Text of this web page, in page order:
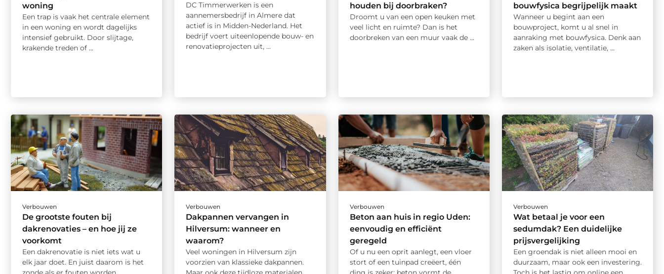
woning
Een trap is vaak het centrale element
in een woning en wordt dagelijks
intensief gebruikt. Door slijtage,
krakende treden of ...
DC Timmerwerken is een
aannemersbedrijf in Almere dat
actief is in Midden-Nederland. Het
bedrijf voert uiteenlopende bouw- en
renovatieprojecten uit, ...
houden bij doorbraken?
Droomt u van een open keuken met
veel licht en ruimte? Dan is het
doorbreken van een muur vaak de ...
bouwfysica begrijpelijk maakt
Wanneer u begint aan een
bouwproject, komt u al snel in
aanraking met bouwfysica. Denk aan
zaken als isolatie, ventilatie, ...
Verbouwen
De grootste fouten bij
dakrenovaties – en hoe jij ze
voorkomt
Een dakrenovatie is niet iets wat u
elk jaar doet. En juist daarom is het
Verbouwen
Dakpannen vervangen in
Hilversum: wanneer en
waarom?
Veel woningen in Hilversum zijn
voorzien van klassieke dakpannen.
Verbouwen
Beton aan huis in regio Uden:
eenvoudig en efficiënt
geregeld
Of u nu een oprit aanlegt, een vloer
stort of een tuinpad creëert, één
Verbouwen
Wat betaal je voor een
sedumdak? Een duidelijke
prijsvergelijking
Een groendak is niet alleen mooi en
duurzaam, maar ook een investering.